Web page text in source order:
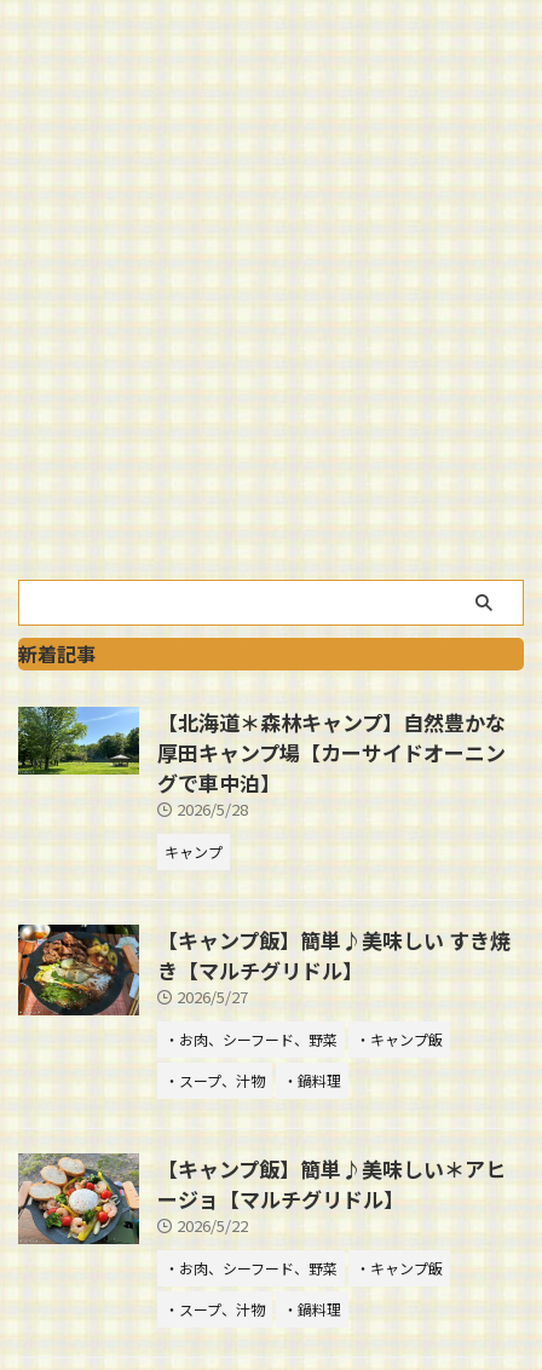
新着記事
【北海道＊森林キャンプ】自然豊かな
厚田キャンプ場【カーサイドオーニン
グで車中泊】
2026/5/28
キャンプ
【キャンプ飯】簡単♪美味しい すき焼
き【マルチグリドル】
2026/5/27
・お肉、シーフード、野菜
・キャンプ飯
・スープ、汁物
・鍋料理
【キャンプ飯】簡単♪美味しい＊アヒ
ージョ【マルチグリドル】
2026/5/22
・お肉、シーフード、野菜
・キャンプ飯
・スープ、汁物
・鍋料理